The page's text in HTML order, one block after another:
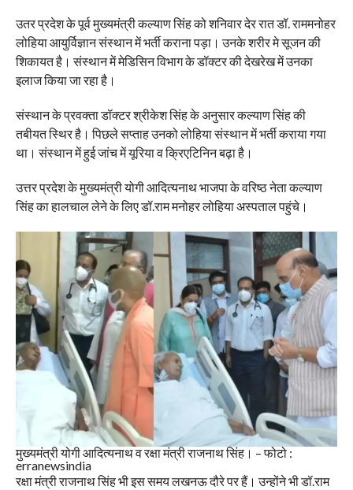
उतर प्रदेश के पूर्व मुख्यमंत्री कल्याण सिंह को शनिवार देर रात डॉ. राममनोहर
लोहिया आयुर्विज्ञान संस्थान में भर्ती कराना पड़ा। उनके शरीर मे सूजन की
शिकायत है। संस्थान में मेडिसिन विभाग के डॉक्टर की देखरेख में उनका
इलाज किया जा रहा है।
संस्थान के प्रवक्ता डॉक्टर श्रीकेश सिंह के अनुसार कल्याण सिंह की
तबीयत स्थिर है। पिछले सप्ताह उनको लोहिया संस्थान में भर्ती कराया गया
था। संस्थान में हुई जांच में यूरिया व क्रिएटिनिन बढ़ा है।
उत्तर प्रदेश के मुख्यमंत्री योगी आदित्यनाथ भाजपा के वरिष्ठ नेता कल्याण
सिंह का हालचाल लेने के लिए डॉ.राम मनोहर लोहिया अस्पताल पहुंचे।
मुख्यमंत्री योगी आदित्यनाथ व रक्षा मंत्री राजनाथ सिंह। – फोटो :
erranewsindia
रक्षा मंत्री राजनाथ सिंह भी इस समय लखनऊ दौरे पर हैं। उन्होंने भी डॉ.राम